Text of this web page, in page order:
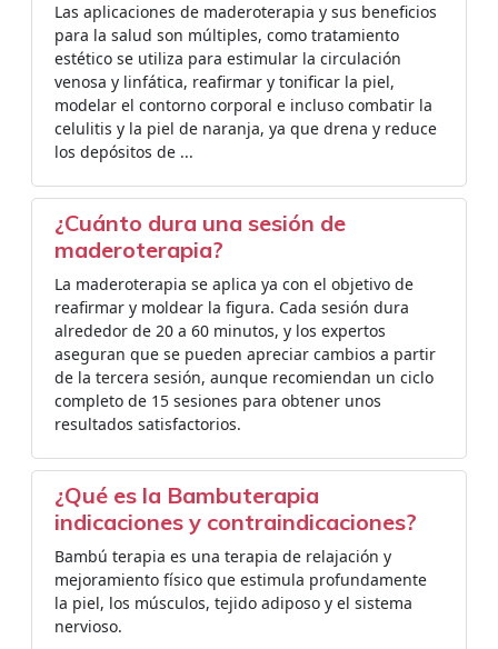
Las aplicaciones de maderoterapia y sus beneficios
para la salud son múltiples, como tratamiento
estético se utiliza para estimular la circulación
venosa y linfática, reafirmar y tonificar la piel,
modelar el contorno corporal e incluso combatir la
celulitis y la piel de naranja, ya que drena y reduce
los depósitos de ...
¿Cuánto dura una sesión de
maderoterapia?
La maderoterapia se aplica ya con el objetivo de
reafirmar y moldear la figura. Cada sesión dura
alrededor de 20 a 60 minutos, y los expertos
aseguran que se pueden apreciar cambios a partir
de la tercera sesión, aunque recomiendan un ciclo
completo de 15 sesiones para obtener unos
resultados satisfactorios.
¿Qué es la Bambuterapia
indicaciones y contraindicaciones?
Bambú terapia es una terapia de relajación y
mejoramiento físico que estimula profundamente
la piel, los músculos, tejido adiposo y el sistema
nervioso.